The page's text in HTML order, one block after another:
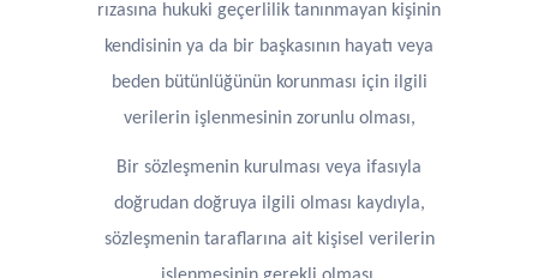
rızasına hukuki geçerlilik tanınmayan kişinin
kendisinin ya da bir başkasının hayatı veya
beden bütünlüğünün korunması için ilgili
verilerin işlenmesinin zorunlu olması,
Bir sözleşmenin kurulması veya ifasıyla
doğrudan doğruya ilgili olması kaydıyla,
sözleşmenin taraflarına ait kişisel verilerin